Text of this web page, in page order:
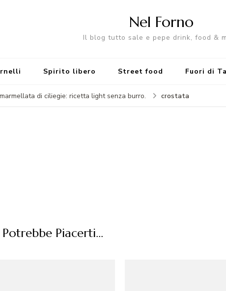
Nel Forno
Il blog tutto sale e pepe drink, food &
Spirito libero Street food Fuori di
di ciliegie: ricetta light senza burro. crostata
Potrebbe Piacerti...